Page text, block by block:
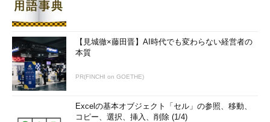
【見城徹×藤田晋】AI時代でも変わらない経営者の
本質
PR(FINCHI on GOETHE)
Excelの基本オブジェクト「セル」の参照、移動、
コピー、選択、挿入、削除 (1/4)